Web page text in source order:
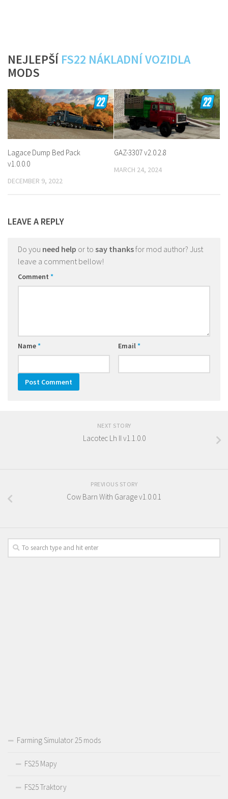
NEJLEPŠÍ FS22 NÁKLADNÍ VOZIDLA
MODS
Lagace Dump Bed Pack
v1.0.0.0
DECEMBER 9, 2022
GAZ-3307 v2.0.2.8
MARCH 24, 2024
LEAVE A REPLY
Do you need help or to say thanksfor mod author? Just
leave a comment bellow!
Comment *
Name* Email*
NEXT STORY
Lacotec Lh II v1.1.0.0
PREVIOUS STORY
Cow Barn With Garage v1.0.0.1
Farming Simulator 25 mods
FS25 Mapy
FS25 Traktory